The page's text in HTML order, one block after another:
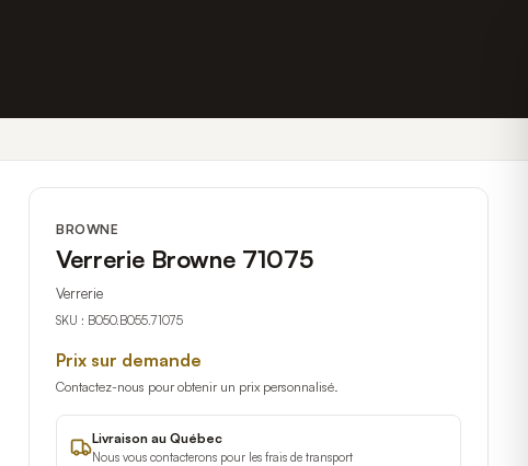
BROWNE
Verrerie Browne 71075
Verrerie
SKU : B050.B055.71075
Prix sur demande
Contactez-nous pour obtenir un prix personnalisé.
Livraison au Québec
Nous vous contacterons pour les frais de transport